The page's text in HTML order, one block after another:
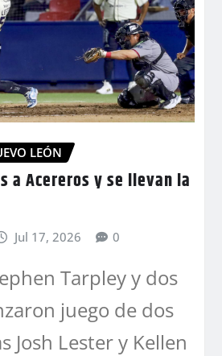
LEÓN
a Acereros y se llevan la
Jul 17, 2026 0
Tarpley y dos
juego de dos
Josh Lester y Kellen